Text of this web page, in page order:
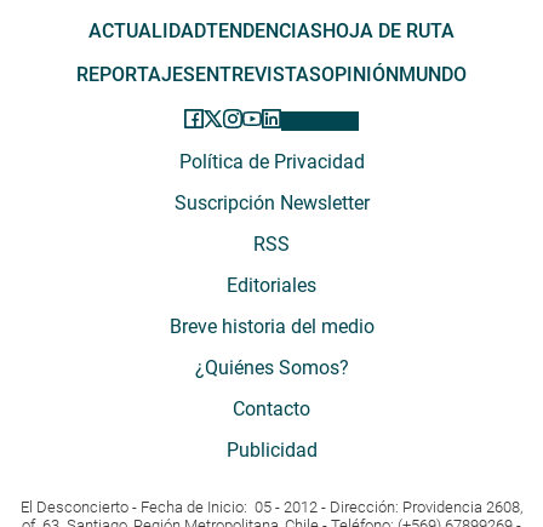
ACTUALIDADTENDENCIASHOJA DE RUTA
REPORTAJESENTREVISTASOPINIÓNMUNDO
Política de Privacidad
Suscripción Newsletter
RSS
Editoriales
Breve historia del medio
¿Quiénes Somos?
Contacto
Publicidad
El Desconcierto - Fecha de Inicio: 05 - 2012 - Dirección: Providencia 2608,